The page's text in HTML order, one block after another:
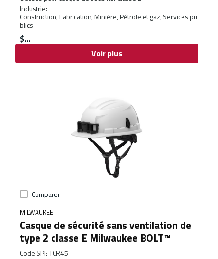
Industrie:
Construction, Fabrication, Minière, Pétrole et gaz, Services pu
blics
$
Voir plus
Comparer
MILWAUKEE
Casque de sécurité sans ventilation de
type 2 classe E Milwaukee BOLT™
Code SPI: TCR45